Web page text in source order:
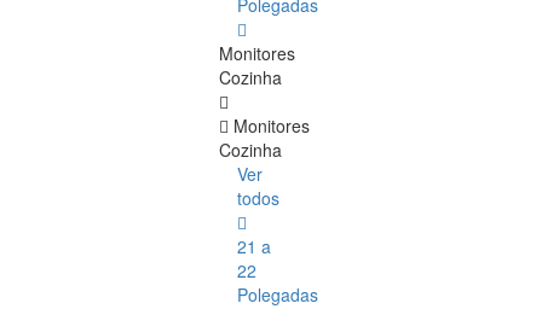
Polegadas
Monitores
Cozinha
Monitores
Cozinha
Ver
todos
21 a
22
Polegadas